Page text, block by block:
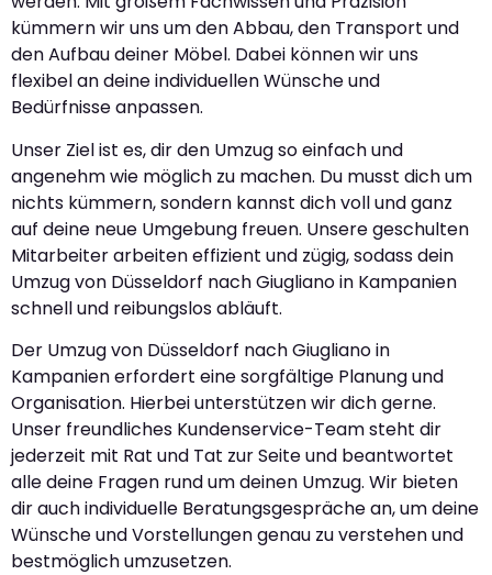
kümmern wir uns um den Abbau, den Transport und
den Aufbau deiner Möbel. Dabei können wir uns
flexibel an deine individuellen Wünsche und
Bedürfnisse anpassen.
Unser Ziel ist es, dir den Umzug so einfach und
angenehm wie möglich zu machen. Du musst dich um
nichts kümmern, sondern kannst dich voll und ganz
auf deine neue Umgebung freuen. Unsere geschulten
Mitarbeiter arbeiten effizient und zügig, sodass dein
Umzug von Düsseldorf nach Giugliano in Kampanien
schnell und reibungslos abläuft.
Der Umzug von Düsseldorf nach Giugliano in
Kampanien erfordert eine sorgfältige Planung und
Organisation. Hierbei unterstützen wir dich gerne.
Unser freundliches Kundenservice-Team steht dir
jederzeit mit Rat und Tat zur Seite und beantwortet
alle deine Fragen rund um deinen Umzug. Wir bieten
dir auch individuelle Beratungsgespräche an, um deine
Wünsche und Vorstellungen genau zu verstehen und
bestmöglich umzusetzen.